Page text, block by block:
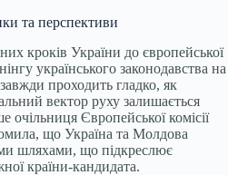
та перспективи
кроків України до європейської
українського законодавства на
проходить гладко, як
вектор руху залишається
Європейської комісії
що Україна та Молдова
шляхами, що підкреслює
країни-кандидата.